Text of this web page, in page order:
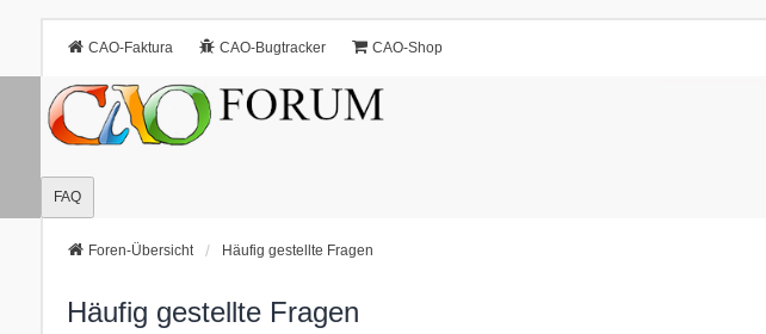
CAO-Faktura CAO-Bugtracker CAO-Shop
FAQ
Foren-Übersicht Häufig gestellte Fragen
Häufig gestellte Fragen